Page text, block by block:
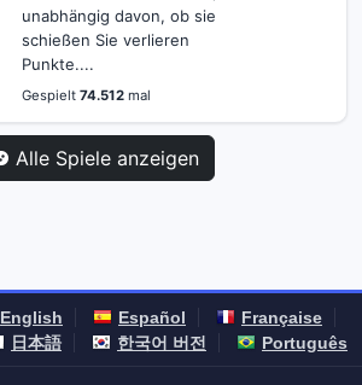
unabhängig davon, ob sie
schießen Sie verlieren
Punkte....
Gespielt 74.512mal
Alle Spiele anzeigen
English Español
Française
日本語 한국어 버전 Português